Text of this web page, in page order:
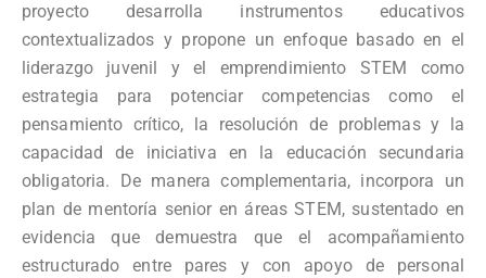
proyecto desarrolla instrumentos educativos
contextualizados y propone un enfoque basado en el
liderazgo juvenil y el emprendimiento STEM como
estrategia para potenciar competencias como el
pensamiento crítico, la resolución de problemas y la
capacidad de iniciativa en la educación secundaria
obligatoria. De manera complementaria, incorpora un
plan de mentoría senior en áreas STEM, sustentado en
evidencia que demuestra que el acompañamiento
estructurado entre pares y con apoyo de personal